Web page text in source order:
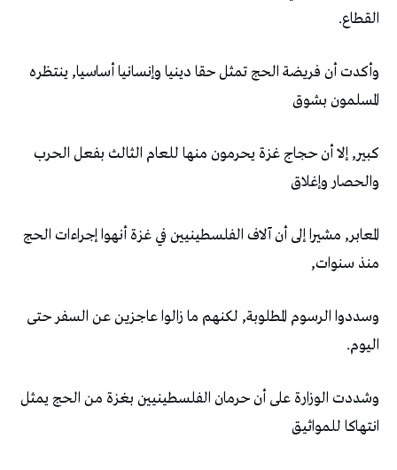
القطاع.
وأكدت أن فريضة الحج تمثل حقا دينيا وإنسانيا أساسيا, ينتظره
المسلمون بشوق
كبير, إلا أن حجاج غزة يحرمون منها للعام الثالث بفعل الحرب
والحصار وإغلاق
المعابر, مشيرا إلى أن آلاف الفلسطينيين في غزة أنهوا إجراءات الحج
منذ سنوات,
وسددوا الرسوم المطلوبة, لكنهم ما زالوا عاجزين عن السفر حتى
اليوم.
وشددت الوزارة على أن حرمان الفلسطينيين بغزة من الحج يمثل
انتهاكا للمواثيق